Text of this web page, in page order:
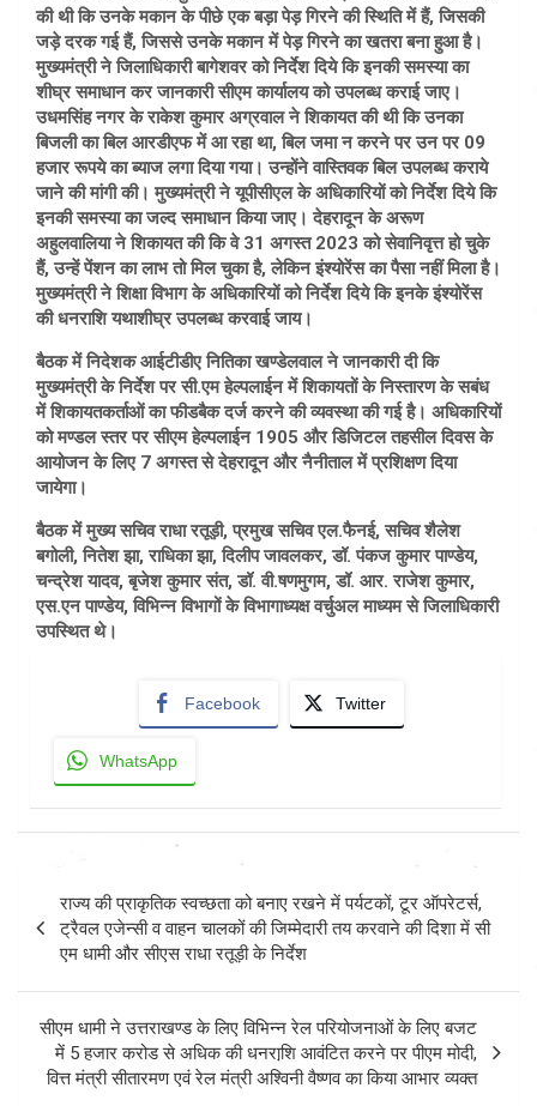
की थी कि उनके मकान के पीछे एक बड़ा पेड़ गिरने की स्थिति में हैं, जिसकी
जड़े दरक गई हैं, जिससे उनके मकान में पेड़ गिरने का खतरा बना हुआ है।
मुख्यमंत्री ने जिलाधिकारी बागेशवर को निर्देश दिये कि इनकी समस्या का
शीघ्र समाधान कर जानकारी सीएम कार्यालय को उपलब्ध कराई जाए।
उधमसिंह नगर के राकेश कुमार अग्रवाल ने शिकायत की थी कि उनका
बिजली का बिल आरडीएफ में आ रहा था, बिल जमा न करने पर उन पर 09
हजार रूपये का ब्याज लगा दिया गया। उन्होंने वास्तिवक बिल उपलब्ध कराये
जाने की मांगी की। मुख्यमंत्री ने यूपीसीएल के अधिकारियों को निर्देश दिये कि
इनकी समस्या का जल्द समाधान किया जाए। देहरादून के अरूण
अहुलवालिया ने शिकायत की कि वे 31 अगस्त 2023 को सेवानिवृत्त हो चुके
हैं, उन्हें पेंशन का लाभ तो मिल चुका है, लेकिन इंश्योरेंस का पैसा नहीं मिला है।
मुख्यमंत्री ने शिक्षा विभाग के अधिकारियों को निर्देश दिये कि इनके इंश्योरेंस
की धनराशि यथाशीघ्र उपलब्ध करवाई जाय।
बैठक में निदेशक आईटीडीए नितिका खण्डेलवाल ने जानकारी दी कि
मुख्यमंत्री के निर्देश पर सी.एम हेल्पलाईन में शिकायतों के निस्तारण के सबंध
में शिकायतकर्ताओं का फीडबैक दर्ज करने की व्यवस्था की गई है। अधिकारियों
को मण्डल स्तर पर सीएम हेल्पलाईन 1905 और डिजिटल तहसील दिवस के
आयोजन के लिए 7 अगस्त से देहरादून और नैनीताल में प्रशिक्षण दिया
जायेगा।
बैठक में मुख्य सचिव राधा रतूड़ी, प्रमुख सचिव एल.फैनई, सचिव शैलेश
बगोली, नितेश झा, राधिका झा, दिलीप जावलकर, डॉ. पंकज कुमार पाण्डेय,
चन्द्रेश यादव, बृजेश कुमार संत, डॉ. वी.षणमुगम, डॉ. आर. राजेश कुमार,
एस.एन पाण्डेय, विभिन्न विभागों के विभागाध्यक्ष वर्चुअल माध्यम से जिलाधिकारी
उपस्थित थे।
Facebook Twitter
WhatsApp
navigation
राज्य की प्राकृतिक स्वच्छता को बनाए रखने में पर्यटकों, टूर ऑपरेटर्स,
ट्रैवल एजेन्सी व वाहन चालकों की जिम्मेदारी तय करवाने की दिशा में सी
एम धामी और सीएस राधा रतूड़ी के निर्देश
सीएम धामी ने उत्तराखण्ड के लिए विभिन्न रेल परियोजनाओं के लिए बजट
में 5 हजार करोड से अधिक की धनराशि़ आवंटित करने पर पीएम मोदी,
वित्त मंत्री सीतारमण एवं रेल मंत्री अश्विनी वैष्णव का किया आभार व्यक्त